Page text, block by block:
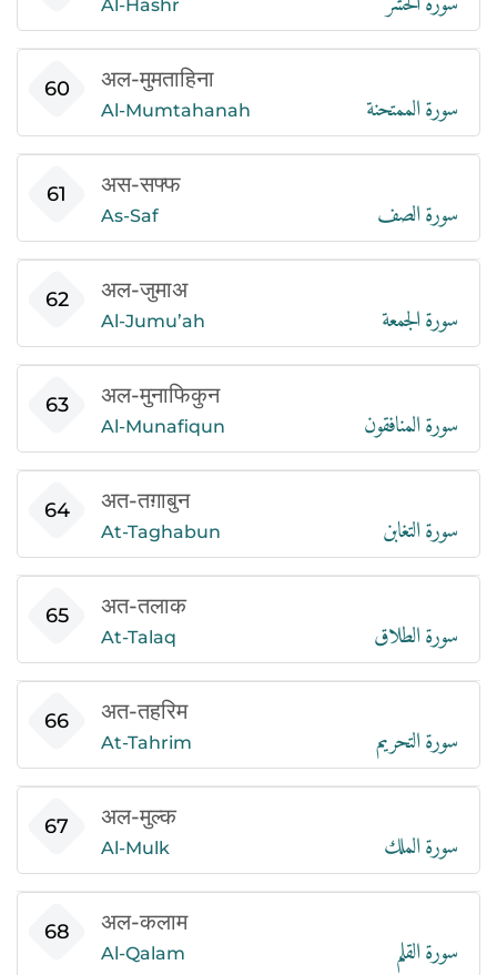
Al-Hashr
60 अल-मुमताहिना
Al-Mumtahanah سورة الممتحنة
61 अस-सफ्फ
As-Saf سورة الصف
62 अल-जुमाअ
Al-Jumu’ah سورة الجمعة
63 अल-मुनाफिकुन
Al-Munafiqun سورة المنافقون
64 अत-तग़ाबुन
At-Taghabun سورة التغابن
65 अत-तलाक
At-Talaq سورة الطلاق
66 अत-तहरिम
At-Tahrim سورة التحريم
67 अल-मुल्क
Al-Mulk سورة الملك
68 अल-कलाम
Al-Qalam سورة القلم